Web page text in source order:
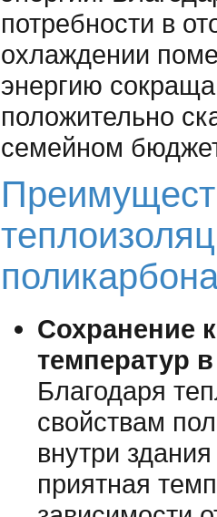
потребности в
охлаждении
энергию
положительно
семейном
Сохранение
температур
Благодаря
свойствам
внутри
приятная